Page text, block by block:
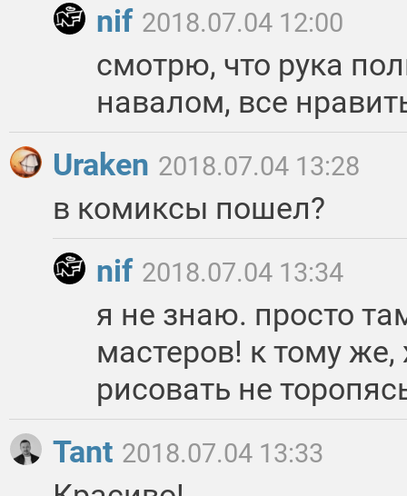
nif 2018.07.04 12:00
смотрю, что рука
навалом, все
Uraken 2018.07.04 13:28
в комиксы пошел?
nif 2018.07.04 13:34
я не знаю. просто
мастеров! к тому же,
рисовать не
Tant 2018.07.04 13:33